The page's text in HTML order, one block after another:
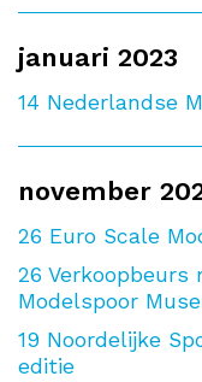
januari 2023
14 Nederlandse
november
26 Euro Scale
26 Verkoopbeurs
Modelspoor
19 Noordelijke
editie